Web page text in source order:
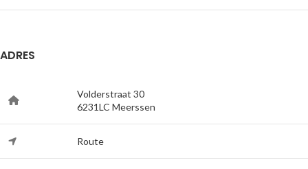
ADRES
Volderstraat 30
6231LC Meerssen
Route